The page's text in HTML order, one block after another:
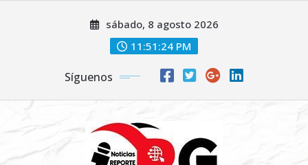
sábado, 8 agosto 2026
11:51:24 PM
Síguenos